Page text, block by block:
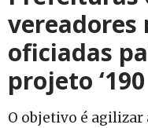
vereadores
oficiadas
projeto
O objetivo é agilizar